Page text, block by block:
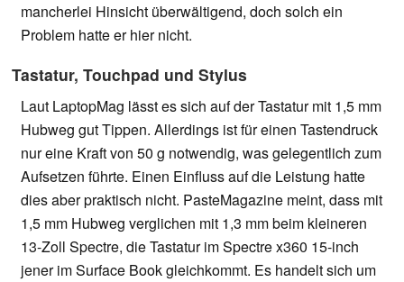
mancherlei Hinsicht überwältigend, doch solch ein
Problem hatte er hier nicht.
Tastatur, Touchpad und Stylus
Laut LaptopMag lässt es sich auf der Tastatur mit 1,5 mm
Hubweg gut Tippen. Allerdings ist für einen Tastendruck
nur eine Kraft von 50 g notwendig, was gelegentlich zum
Aufsetzen führte. Einen Einfluss auf die Leistung hatte
dies aber praktisch nicht. PasteMagazine meint, dass mit
1,5 mm Hubweg verglichen mit 1,3 mm beim kleineren
13-Zoll Spectre, die Tastatur im Spectre x360 15-inch
jener im Surface Book gleichkommt. Es handelt sich um